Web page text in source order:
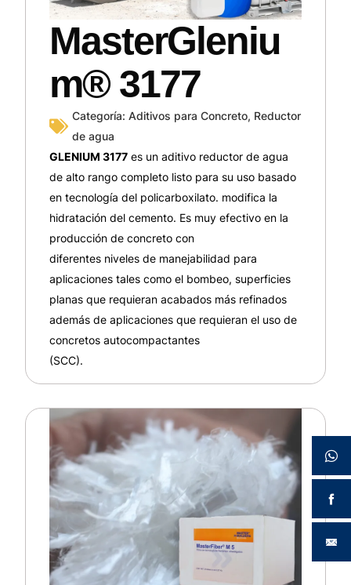
MasterGleniu
m® 3177
Categoría: Aditivos para Concreto, Reductor
de agua
GLENIUM 3177 es un aditivo reductor de agua
de alto rango completo listo para su uso basado
en tecnología del policarboxilato. modifica la
hidratación del cemento. Es muy efectivo en la
producción de concreto con
diferentes niveles de manejabilidad para
aplicaciones tales como el bombeo, superficies
planas que requieran acabados más refinados
además de aplicaciones que requieran el uso de
concretos autocompactantes
(SCC).